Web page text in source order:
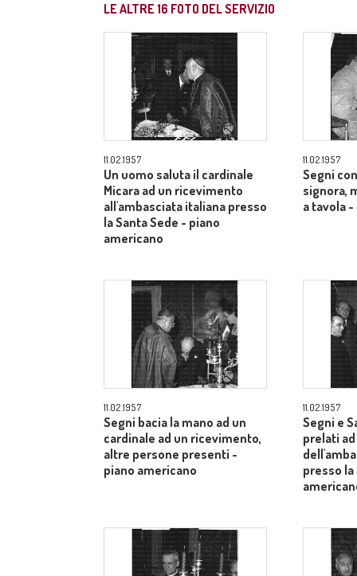
LE ALTRE16 FOTO DEL SERVIZIO
11.02.1957
Un uomo saluta il cardinale
Micara ad un ricevimento
all'ambasciata italiana presso
la Santa Sede - piano
americano
11.02.1957
Segni
signora,
a tavola
11.02.1957
Segni bacia la mano ad un
cardinale ad un ricevimento,
altre persone presenti -
piano americano
11.02.1957
Segni e
prelati
presso la